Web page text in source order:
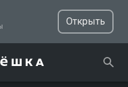
Открыть